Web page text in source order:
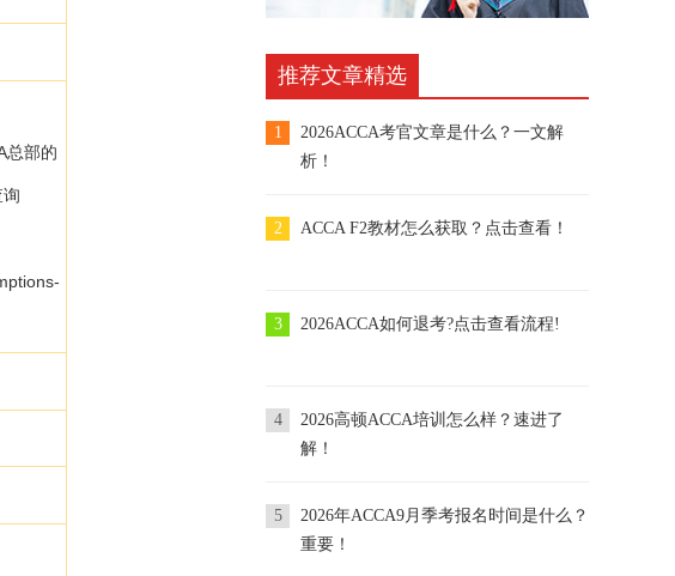
总部的
推荐文章精选
1
2026ACCA考官文章是什么？一文解
析！
2 ACCA F2教材怎么获取？点击查看！
3 2026ACCA如何退考?点击查看流程!
4
2026高顿ACCA培训怎么样？速进了
解！
5
2026年ACCA9月季考报名时间是什么？
重要！